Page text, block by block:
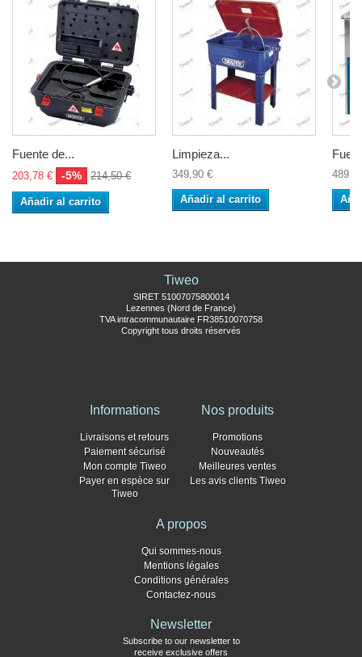
Fuente de...
203,78 € -5% 214,50 €
Añadir al carrito
Limpieza...
349,90 €
Añadir al carrito
Tiweo
SIRET 51007075800014
Lezennes (Nord de France)
TVA intracommunautaire FR38510070758
Copyright tous droits réservés
Informations
Livraisons et retours
Paiement sécurisé
Mon compte Tiweo
Payer en espèce sur
Tiweo
Nos produits
Promotions
Nouveautés
Meilleures ventes
Les avis clients Tiweo
A propos
Qui sommes-nous
Mentions légales
Conditions générales
Contactez-nous
Newsletter
Subscribe to our newsletter to
receive exclusive offers